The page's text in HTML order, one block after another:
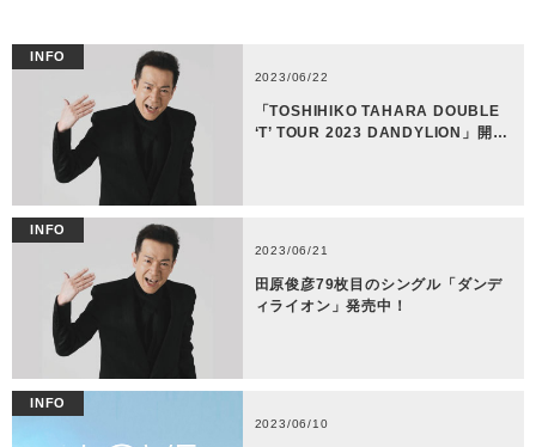
INFO
2023/06/22
「TOSHIHIKO TAHARA DOUBLE
‘T’ TOUR 2023 DANDYLION」開…
INFO
2023/06/21
田原俊彦79枚目のシングル「ダンデ
ィライオン」発売中！
INFO
2023/06/10